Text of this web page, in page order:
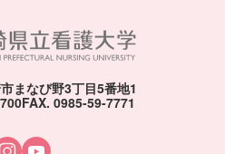
まなび野3丁目5番地1
FAX. 0985-59-7771